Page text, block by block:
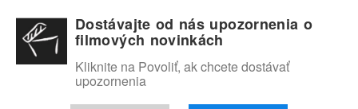
Dostávajte od nás upozornenia o
filmových novinkách
Kliknite na Povoliť, ak chcete dostávať
upozornenia